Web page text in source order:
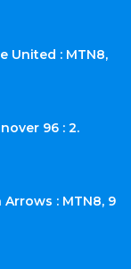
United : MTN8,
96 : 2.
: MTN8, 9